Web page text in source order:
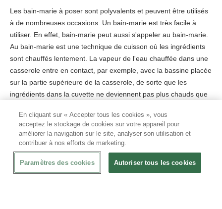
Les bain-marie à poser sont polyvalents et peuvent être utilisés
à de nombreuses occasions. Un bain-marie est très facile à
utiliser. En effet, bain-marie peut aussi s'appeler au bain-marie.
Au bain-marie est une technique de cuisson où les ingrédients
sont chauffés lentement. La vapeur de l'eau chauffée dans une
casserole entre en contact, par exemple, avec la bassine placée
sur la partie supérieure de la casserole, de sorte que les
ingrédients dans la cuvette ne deviennent pas plus chauds que
ingrédients qui sont fragiles et risquent de se dissoudre ou de
brûler rapidement. Les modèles de bains-marie à poser sont
inspirés de cette technique de cuisson et servent, par exemple,
à maintenir les aliments ou les ingrédients au chaud ou à les
réchauffer. Les modèles de bain-marie à poser vous seront
En cliquant sur « Accepter tous les cookies », vous
acceptez le stockage de cookies sur votre appareil pour
améliorer la navigation sur le site, analyser son utilisation et
contribuer à nos efforts de marketing.
Paramètres des cookies Autoriser tous les cookies